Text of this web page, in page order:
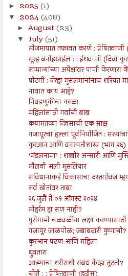
► 2025 (1)
▼ 2024(408)
► August(23)
▼ July(51)
मोजमापात तफावत करणे : प्रेषितवाणी
सूरह बनीइस्राईल : : ईशवाणी (दिव्य
सामान्यांच्या अपेक्षांवर पाणी फेरणारा
पोटगी : जेव्हा मुसलमानांनाच शरियत
नावात काय आहे?
निवडणुकीचा काळ!
महिलांसाठी गर्वाची बाब
कयामतच्या दिवसाची एक साक्ष
गजापूरचा हल्ला पूर्वनियोजित :
कुरआन आणि वनस्पतीशास्त्र (भाग २६)
‘मंडलनामा’ : शब्बीर अन्सारी आणि
मौलवी अली मुसलियार
संविधानाकडे विकासाचा दस्ताऐवज
सर्व स्रोतांवर ताबा
२६ जुलै ते ०१ ऑगस्ट २०२४
मोहर्रम हा सण नाही?
पुरोगामी चळवळींना लक्ष्य
गजापूर जाळपोळ; जबाबदारी कुणाची?
कुरआन पठण आणि महिला
ध्रुवतारा
आत्म्याचा शरीराशी संबंध केव्हा तुटतो?